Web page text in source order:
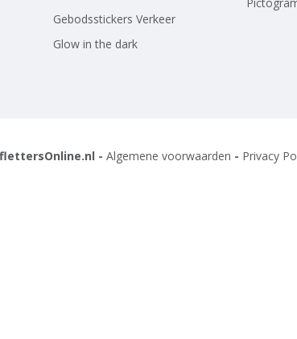
Gebodsstickers Verkeer
Glow in the dark
- Algemene voorwaarden - Privacy